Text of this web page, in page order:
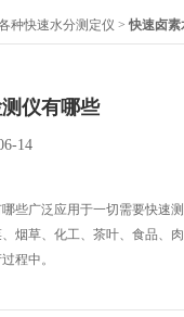
种快速水分测定仪 >快速卤素
仪有哪些
14
些广泛应用于一切需要快速
烟草、化工、茶叶、食品、
程中。